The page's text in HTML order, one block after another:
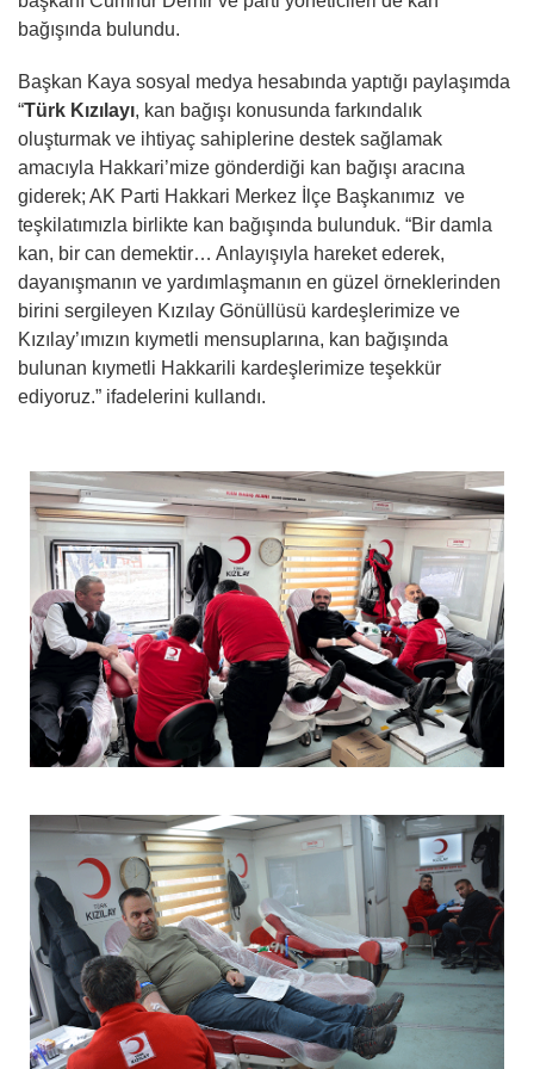
bağışında bulundu.
Başkan Kaya sosyal medya hesabında yaptığı paylaşımda
“Türk Kızılayı, kan bağışı konusunda farkındalık
oluşturmak ve ihtiyaç sahiplerine destek sağlamak
amacıyla Hakkari’mize gönderdiği kan bağışı aracına
giderek; AK Parti Hakkari Merkez İlçe Başkanımız ve
teşkilatımızla birlikte kan bağışında bulunduk. “Bir damla
kan, bir can demektir… Anlayışıyla hareket ederek,
dayanışmanın ve yardımlaşmanın en güzel örneklerinden
birini sergileyen Kızılay Gönüllüsü kardeşlerimize ve
Kızılay’ımızın kıymetli mensuplarına, kan bağışında
bulunan kıymetli Hakkarili kardeşlerimize teşekkür
ediyoruz.” ifadelerini kullandı.